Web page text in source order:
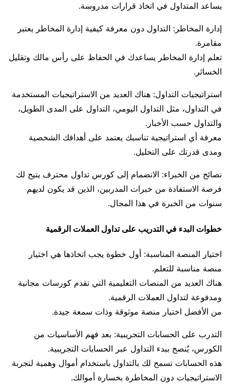
يساعد المتداول في اتخاذ قرارات مدروسة.
إدارة المخاطر: التداول دون معرفة كيفية إدارة المخاطر يعتبر
مقامرة.
تعلم إدارة المخاطر يساعدك في الحفاظ على رأس مالك وتقليل
الخسائر.
استراتيجيات التداول: هناك العديد من الاستراتيجيات المستخدمة
في التداول، مثل التداول اليومي، التداول على المدى الطويل،
والتداول حسب الأخبار.
معرفة أي استراتيجية تناسبك يعتمد على أهدافك الشخصية
ومدى قدرتك على التحليل.
نصائح من الخبراء: الانضمام إلى كورس تداول محترف يتيح لك
فرصة الاستفادة من خبرات المدربين، الذين قد يكون لديهم
سنوات من الخبرة في هذا المجال.
خطوات البدء في التدريب على تداول العملات الرقمية
اختيار المنصة المناسبة: أول خطوة يجب اتخاذها هي اختيار
منصة مناسبة للتعلم.
هناك العديد من المنصات التعليمية التي تقدم كورسات مجانية
ومدفوعة لتداول العملات الرقمية.
من الأفضل اختيار منصة موثوقة وذات سمعة جيدة.
التدرب على الحسابات التجريبية: بعد فهم الأساسيات من
الكورس، يُنصح ببدء التداول عبر الحسابات التجريبية.
هذه الحسابات تسمح لك بالتداول باستخدام أموال وهمية لتجربة
الاستراتيجيات دون المخاطرة بخسارة أموالك.